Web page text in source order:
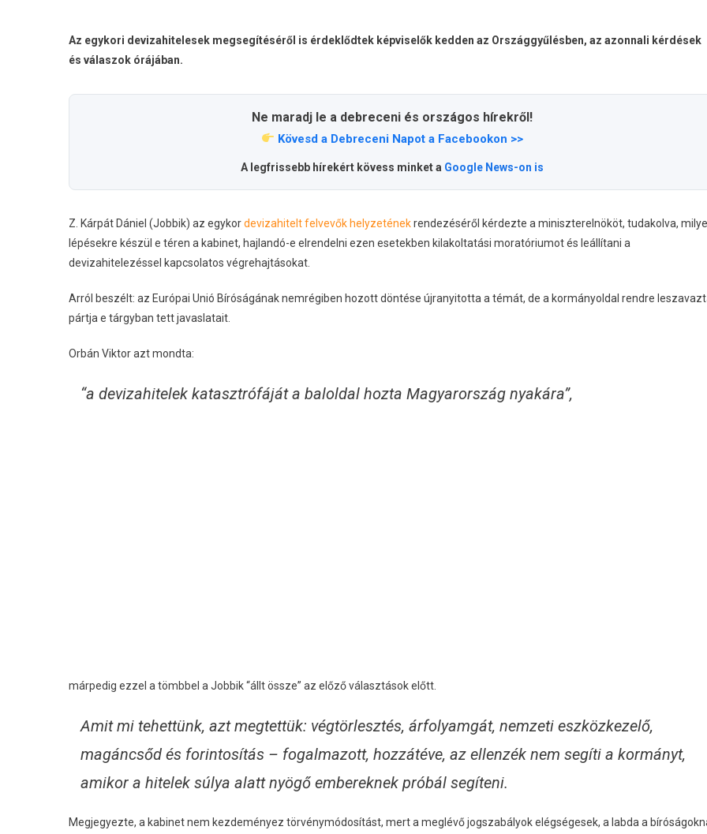
Az egykori devizahitelesek megsegítéséről is érdeklődtek képviselők kedden az Országgyűlésben, az azonnali kérdések
és válaszok órájában.
Ne maradj le a debreceni és országos hírekről!
Kövesd a Debreceni Napot a Facebookon >>
A legfrissebb hírekért kövess minket a Google News-on is
Z. Kárpát Dániel (Jobbik) az egykordevizahitelt felvevők helyzeténekrendezéséről kérdezte a miniszterelnököt, tudakolva,
lépésekre készül e téren a kabinet, hajlandó-e elrendelni ezen esetekben kilakoltatási moratóriumot és leállítani a
devizahitelezéssel kapcsolatos végrehajtásokat.
Arról beszélt: az Európai Unió Bíróságának nemrégiben hozott döntése újranyitotta a témát, de a kormányoldal rendre
pártja e tárgyban tett javaslatait.
Orbán Viktor azt mondta:
“a devizahitelek katasztrófáját a baloldal hozta Magyarország nyakára”,
márpedig ezzel a tömbbel a Jobbik “állt össze” az előző választások előtt.
Amit mi tehettünk, azt megtettük: végtörlesztés, árfolyamgát, nemzeti eszközkezelő,
magáncsőd és forintosítás – fogalmazott, hozzátéve, az ellenzék nem segíti a kormányt,
amikor a hitelek súlya alatt nyögő embereknek próbál segíteni.
Megjegyezte, a kabinet nem kezdeményez törvénymódosítást, mert a meglévő jogszabályok elégségesek, a labda a